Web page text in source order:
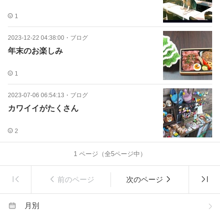
1
2023-12-22 04:38:00 ・ ブログ
年末のお楽しみ
1
2023-07-06 06:54:13 ・ ブログ
カワイイがたくさん
2
1 ページ（全5ページ中）
前のページ 次のページ
月別